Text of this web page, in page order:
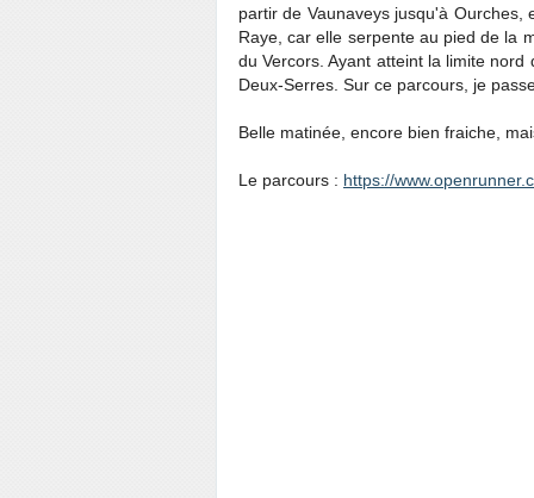
partir de Vaunaveys jusqu'à
Raye, car elle serpente au pied de la
du Vercors. Ayant atteint la limite
Deux-Serres. Sur ce parcours, je
Belle matinée, encore bien fraiche,
Le parcours : https://